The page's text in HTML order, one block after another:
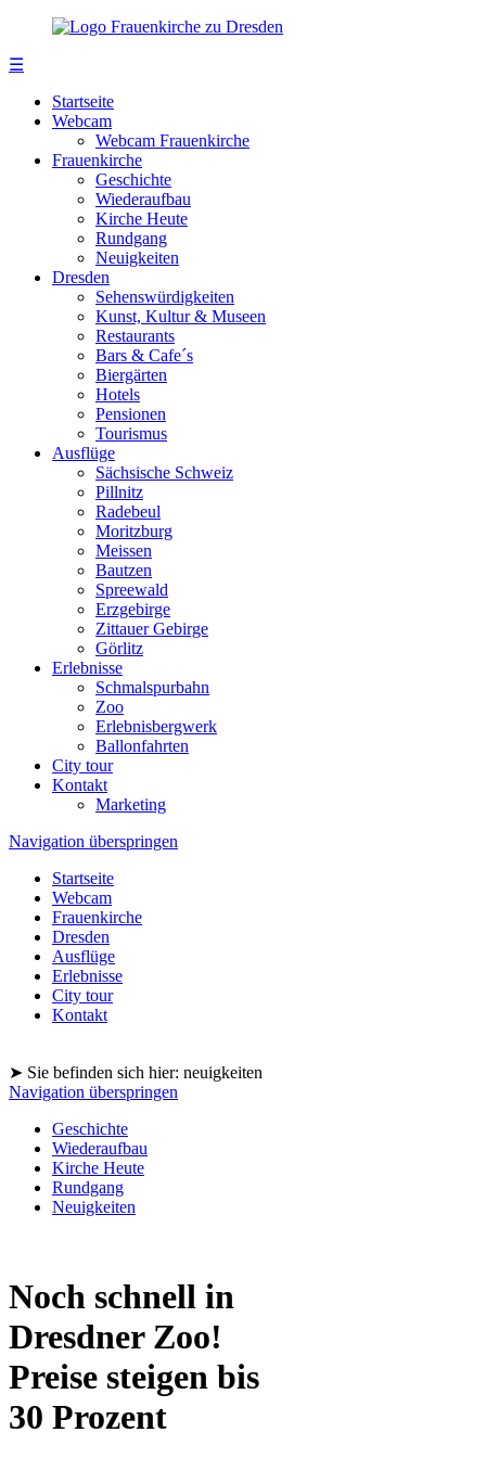
☰
Startseite
Webcam
Webcam Frauenkirche
Frauenkirche
Geschichte
Wiederaufbau
Kirche Heute
Rundgang
Neuigkeiten
Dresden
Sehenswürdigkeiten
Kunst, Kultur & Museen
Restaurants
Bars & Cafe´s
Biergärten
Hotels
Pensionen
Tourismus
Ausflüge
Sächsische Schweiz
Pillnitz
Radebeul
Moritzburg
Meissen
Bautzen
Spreewald
Erzgebirge
Zittauer Gebirge
Görlitz
Erlebnisse
Schmalspurbahn
Zoo
Erlebnisbergwerk
Ballonfahrten
City tour
Kontakt
Marketing
Navigation überspringen
Startseite
Webcam
Frauenkirche
Dresden
Ausflüge
Erlebnisse
City tour
Kontakt
➤ Sie befinden sich hier: neuigkeiten
Navigation überspringen
Geschichte
Wiederaufbau
Kirche Heute
Rundgang
Neuigkeiten
Noch schnell in
Dresdner Zoo!
Preise steigen bis
30 Prozent